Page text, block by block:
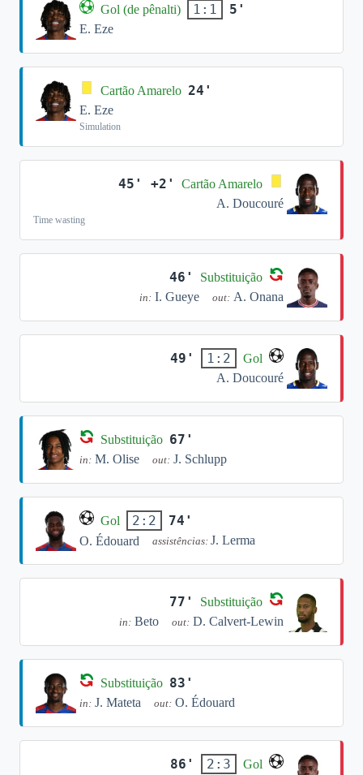
Gol (de pênalti) 1:1 5'
E. Eze
Cartão Amarelo 24'
E. Eze
Simulation
45' +2'
Cartão Amarelo
A. Doucouré
Time wasting
46' Substituição
in: I. Gueye out: A. Onana
49' 1:2
Gol
A. Doucouré
Substituição 67'
in: M. Olise out: J. Schlupp
Gol 2:2 74'
O. Édouard assistências: J. Lerma
77' Substituição
in: Beto out: D. Calvert-Lewin
Substituição 83'
in: J. Mateta out: O. Édouard
86' 2:3
Gol